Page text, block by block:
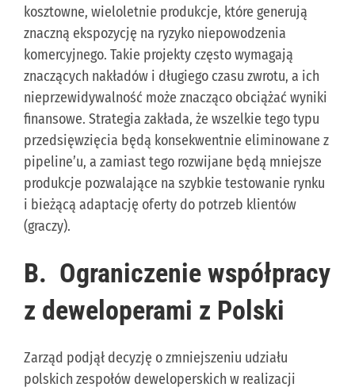
kosztowne, wieloletnie produkcje, które generują
znaczną ekspozycję na ryzyko niepowodzenia
komercyjnego. Takie projekty często wymagają
znaczących nakładów i długiego czasu zwrotu, a ich
nieprzewidywalność może znacząco obciążać wyniki
finansowe. Strategia zakłada, że wszelkie tego typu
przedsięwzięcia będą konsekwentnie eliminowane z
pipeline’u, a zamiast tego rozwijane będą mniejsze
produkcje pozwalające na szybkie testowanie rynku
i bieżącą adaptację oferty do potrzeb klientów
(graczy).
B. Ograniczenie współpracy
z deweloperami z Polski
Zarząd podjął decyzję o zmniejszeniu udziału
polskich zespołów deweloperskich w realizacji